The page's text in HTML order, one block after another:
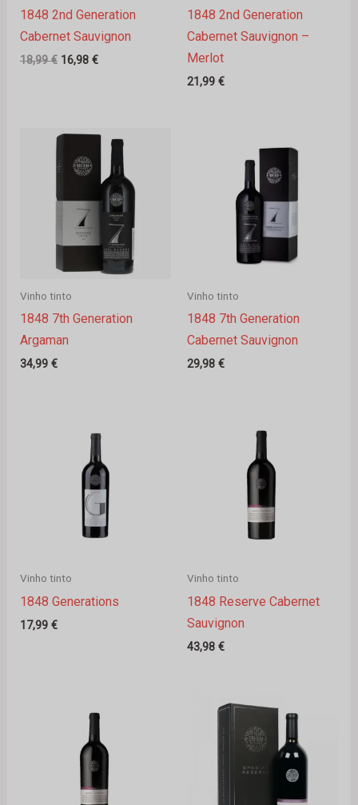
1848 2nd Generation
Cabernet Sauvignon
18,99€ 16,98 €
1848 2nd Generation
Cabernet Sauvignon –
Merlot
21,99 €
Vinho tinto
1848 7th Generation
Argaman
34,99 €
Vinho tinto
1848 7th Generation
Cabernet Sauvignon
29,98 €
Vinho tinto
1848 Generations
17,99 €
Vinho tinto
1848 Reserve Cabernet
Sauvignon
43,98 €